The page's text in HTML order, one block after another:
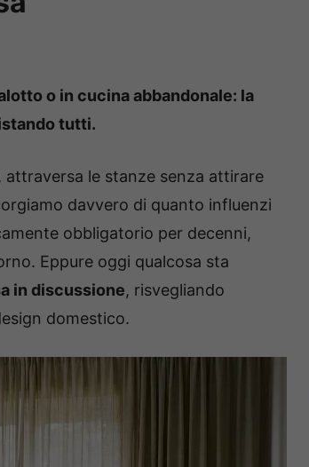
o in cucina abbandonale: la
tutti.
attraversa le stanze senza attirare
davvero di quanto influenzi
obbligatorio per decenni,
Eppure oggi qualcosa sta
in discussione, risvegliando
domestico.